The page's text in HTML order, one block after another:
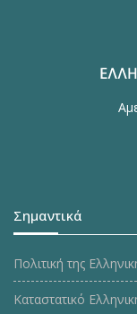
Σημαντικά
Πολιτική της
Καταστατικό